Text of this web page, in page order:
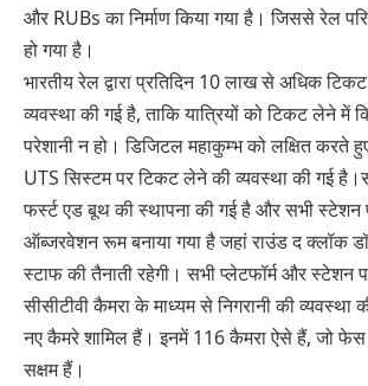
और RUBs का निर्माण किया गया है। जिससे रेल
हो गया है।
भारतीय रेल द्वारा प्रतिदिन 10 लाख से अधिक
व्यवस्था की गई है, ताकि यात्रियों को टिकट लेने में
परेशानी न हो। डिजिटल महाकुम्भ को लक्षित करते
UTS सिस्टम पर टिकट लेने की व्यवस्था की गई
फर्स्ट एड बूथ की स्थापना की गई है और सभी
ऑब्जरवेशन रूम बनाया गया है जहां राउंड द क्लॉक
स्टाफ की तैनाती रहेगी। सभी प्लेटफॉर्म और स्टेशन
सीसीटीवी कैमरा के माध्यम से निगरानी की
नए कैमरे शामिल हैं। इनमें 116 कैमरा ऐसे हैं, जो फेस
सक्षम हैं।